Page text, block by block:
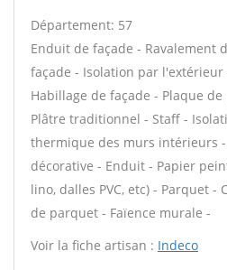
Département: 57
Enduit de façade - Ravalement
façade - Isolation par l'extérieur
Habillage de façade - Plaque
Plâtre traditionnel - Staff -
thermique des murs intérieurs
décorative - Enduit - Papier
lino, dalles PVC, etc) - Parquet -
de parquet - Faïence murale -
Voir la fiche artisan : Indeco